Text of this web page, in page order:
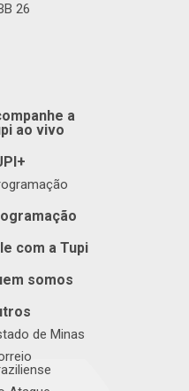
26
a
ao vivo
com a Tupi
somos
de Minas